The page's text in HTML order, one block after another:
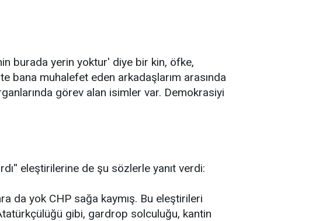
burada yerin yoktur' diye bir kin, öfke,
bana muhalefet eden arkadaşlarım arasında
görev alan isimler var. Demokrasiyi
eleştirilerine de şu sözlerle yanıt verdi:
da yok CHP sağa kaymış. Bu eleştirileri
gibi, gardrop solculuğu, kantin